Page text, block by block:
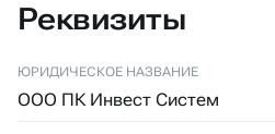
Реквизиты
ЮРИДИЧЕСКОЕ НАЗВАНИЕ
ООО ПК Инвест Систем